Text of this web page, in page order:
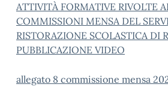
ATTIVITÀ FORMATIVE RIVOLTE
COMMISSIONI MENSA DEL
RISTORAZIONE SCOLASTICA DI
PUBBLICAZIONE VIDEO
allegato 8 commissione mensa